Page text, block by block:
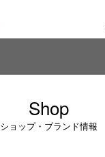
Shop
ショップ・ブランド情報